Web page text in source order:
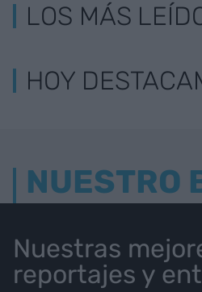
LOS MÁS
HOY
NUESTRO
Nuestras
reportajes y